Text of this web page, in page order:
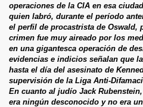
operaciones de la CIA en esa
quien labró, durante el período
el perfil de procastrista de Oswald,
crimen fue muy aireado por los
en una gigantesca operación de
evidencias e indicios señalan que
hasta el día del asesinato de
supervisión de la Liga Anti-
En cuanto al judío Jack
era ningún desconocido y no era